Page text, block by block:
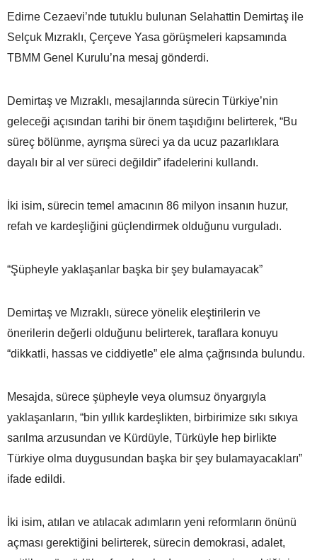
Edirne Cezaevi’nde tutuklu bulunan Selahattin Demirtaş ile
Selçuk Mızraklı, Çerçeve Yasa görüşmeleri kapsamında
TBMM Genel Kurulu’na mesaj gönderdi.
Demirtaş ve Mızraklı, mesajlarında sürecin Türkiye’nin
geleceği açısından tarihi bir önem taşıdığını belirterek, “Bu
süreç bölünme, ayrışma süreci ya da ucuz pazarlıklara
dayalı bir al ver süreci değildir” ifadelerini kullandı.
İki isim, sürecin temel amacının 86 milyon insanın huzur,
refah ve kardeşliğini güçlendirmek olduğunu vurguladı.
“Şüpheyle yaklaşanlar başka bir şey bulamayacak”
Demirtaş ve Mızraklı, sürece yönelik eleştirilerin ve
önerilerin değerli olduğunu belirterek, taraflara konuyu
“dikkatli, hassas ve ciddiyetle” ele alma çağrısında bulundu.
Mesajda, sürece şüpheyle veya olumsuz önyargıyla
yaklaşanların, “bin yıllık kardeşlikten, birbirimize sıkı sıkıya
sarılma arzusundan ve Kürdüyle, Türküyle hep birlikte
Türkiye olma duygusundan başka bir şey bulamayacakları”
ifade edildi.
İki isim, atılan ve atılacak adımların yeni reformların önünü
açması gerektiğini belirterek, sürecin demokrasi, adalet,